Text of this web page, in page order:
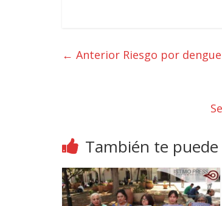
← Anterior Riesgo por
También te